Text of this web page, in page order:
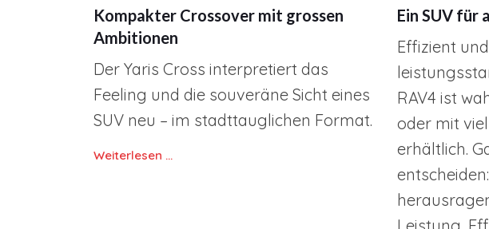
Kompakter Crossover mit grossen
Ambitionen
Der Yaris Cross interpretiert das
Feeling und die souveräne Sicht eines
SUV neu – im stadttauglichen Format.
Weiterlesen …
Ein SUV für
Effizient
RAV4 ist
oder mit
erhältlich.